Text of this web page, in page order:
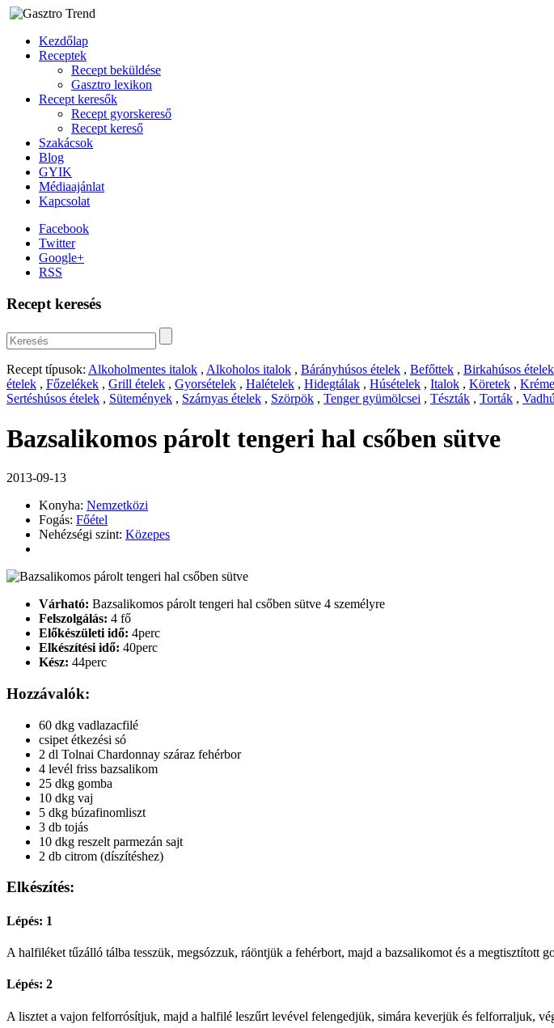
Kezdőlap
Receptek
Recept beküldése
Gasztro lexikon
Recept keresők
Recept gyorskereső
Recept kereső
Szakácsok
Blog
GYIK
Médiaajánlat
Kapcsolat
Facebook
Twitter
Google+
RSS
Recept keresés
Recept típusok: Alkoholmentes italok , Alkoholos italok , Bárányhúsos ételek , Befőttek , Birkahúsos ételek
ételek , Főzelékek , Grill ételek , Gyorsételek , Halételek , Hidegtálak , Húsételek , Italok , Köretek ,
Sertéshúsos ételek , Sütemények , Szárnyas ételek , Szörpök , Tenger gyümölcsei , Tészták , Torták ,
Bazsalikomos párolt tengeri hal csőben sütve
2013-09-13
Konyha: Nemzetközi
Fogás: Főétel
Nehézségi szint: Közepes
Várható: Bazsalikomos párolt tengeri hal csőben sütve 4 személyre
Felszolgálás: 4 fő
Előkészületi idő: 4perc
Elkészítési idő: 40perc
Kész: 44perc
Hozzávalók:
60 dkg vadlazacfilé
csipet étkezési só
2 dl Tolnai Chardonnay száraz fehérbor
4 levél friss bazsalikom
25 dkg gomba
10 dkg vaj
5 dkg búzafinomliszt
3 db tojás
10 dkg reszelt parmezán sajt
2 db citrom (díszítéshez)
Elkészítés:
Lépés: 1
A halfiléket tűzálló tálba tesszük, megsózzuk, ráöntjük a fehérbort, majd a bazsalikomot és a megtisztított
Lépés: 2
A lisztet a vajon felforrósítjuk, majd a halfilé leszűrt levével felengedjük, simára keverjük és felforraljuk,